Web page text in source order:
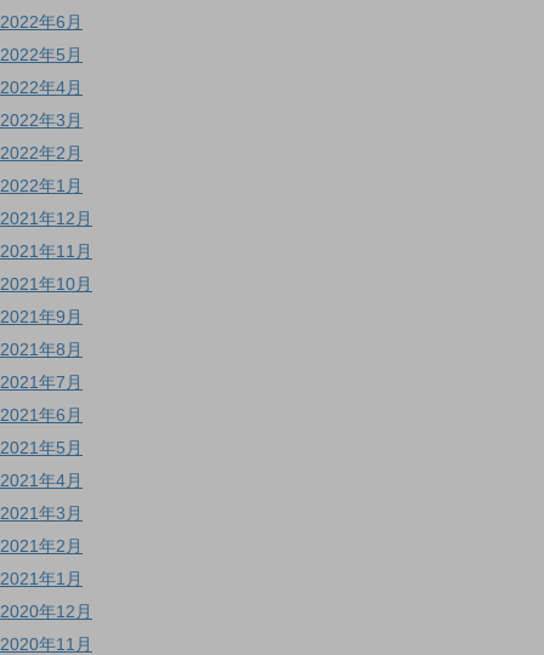
2022年6月
2022年5月
2022年4月
2022年3月
2022年2月
2022年1月
2021年12月
2021年11月
2021年10月
2021年9月
2021年8月
2021年7月
2021年6月
2021年5月
2021年4月
2021年3月
2021年2月
2021年1月
2020年12月
2020年11月